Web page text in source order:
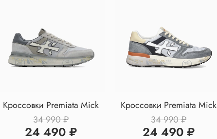
Кроссовки Premiata Mick
34 990 ₽
24 490 ₽
Кроссовки Premiata Mick
34 990 ₽
24 490 ₽